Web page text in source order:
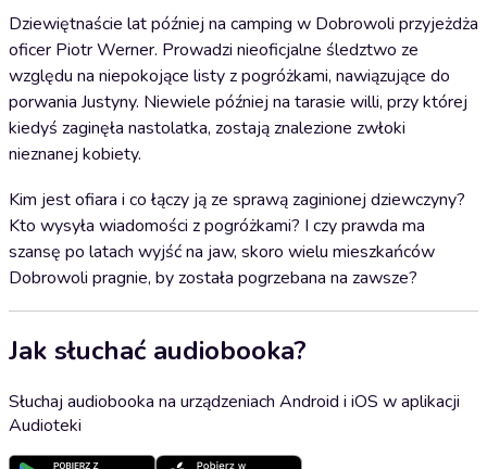
Dziewiętnaście lat później na camping w Dobrowoli przyjeżdża
oficer Piotr Werner. Prowadzi nieoficjalne śledztwo ze
względu na niepokojące listy z pogróżkami, nawiązujące do
porwania Justyny. Niewiele później na tarasie willi, przy której
kiedyś zaginęła nastolatka, zostają znalezione zwłoki
nieznanej kobiety.
Kim jest ofiara i co łączy ją ze sprawą zaginionej dziewczyny?
Kto wysyła wiadomości z pogróżkami? I czy prawda ma
szansę po latach wyjść na jaw, skoro wielu mieszkańców
Dobrowoli pragnie, by została pogrzebana na zawsze?
Jak słuchać audiobooka?
Słuchaj audiobooka na urządzeniach Android i iOS w aplikacji
Audioteki